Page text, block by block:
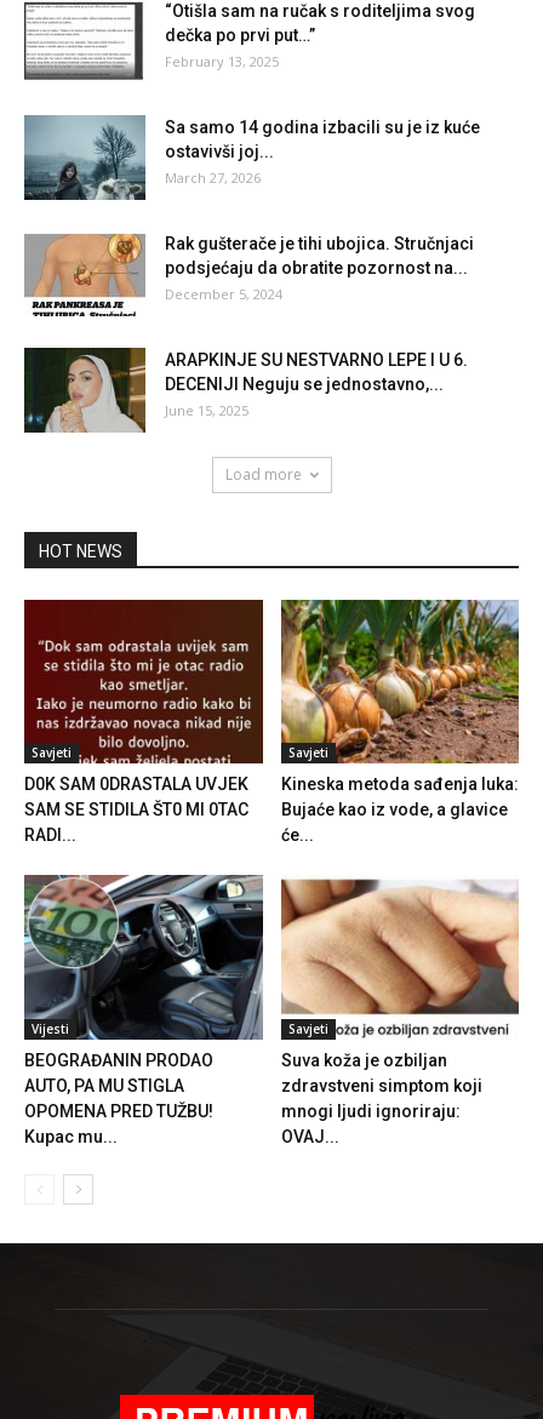
“Otišla sam na ručak s roditeljima svog
dečka po prvi put…”
February 13, 2025
Sa samo 14 godina izbacili su je iz kuće
ostavivši joj...
March 27, 2026
Rak gušterače je tihi ubojica. Stručnjaci
podsjećaju da obratite pozornost na...
December 5, 2024
ARAPKINJE SU NESTVARNO LEPE I U 6.
DECENIJI Neguju se jednostavno,...
June 15, 2025
Load more
HOT NEWS
Savjeti
D0K SAM 0DRASTALA UVJEK
SAM SE STIDILA ŠT0 MI 0TAC
RADI...
Savjeti
Kineska metoda sađenja luka:
Bujaće kao iz vode, a glavice
će...
Vijesti
BEOGRAĐANIN PRODAO
AUTO, PA MU STIGLA
OPOMENA PRED TUŽBU!
Kupac mu...
Savjeti
Suva koža je ozbiljan
zdravstveni simptom koji
mnogi ljudi ignoriraju:
OVAJ...